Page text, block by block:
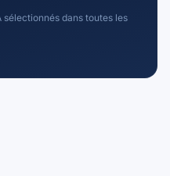
dans toutes les